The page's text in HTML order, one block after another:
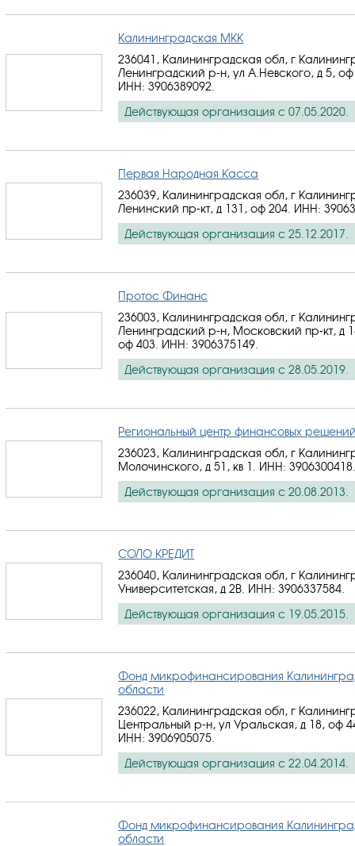
Калининградская МКК
236041, Калининградская обл, г
Ленинградский р-н, ул А.Невского, д 5,
ИНН: 3906389092
Действующая организация с 07.05.2020.
Первая Народная Касса
236039, Калининградская обл, г
Ленинский пр-кт, д 131, оф 204. ИНН:
Действующая организация с 25.12.2017.
Протос Финанс
236003, Калининградская обл, г
Ленинградский р-н, Московский пр-кт, д
оф 403. ИНН: 3906375149
Действующая организация с 28.05.2019.
Региональный центр финансовых
236023, Калининградская обл, г
Молочинского, д 51, кв 1. ИНН: 3906300418
Действующая организация с 20.08.2013.
СОЛО КРЕДИТ
236040, Калининградская обл, г
Университетская, д 2В. ИНН: 3906337584
Действующая организация с 19.05.2015.
Фонд микрофинансирования
области
236022, Калининградская обл, г
Центральный р-н, ул Уральская, д 18, оф
ИНН: 3906905075
Действующая организация с 22.04.2014.
Фонд микрофинансирования
области